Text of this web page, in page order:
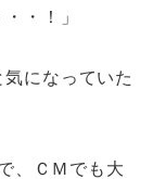
・！」
になっていた
、ＣＭでも大